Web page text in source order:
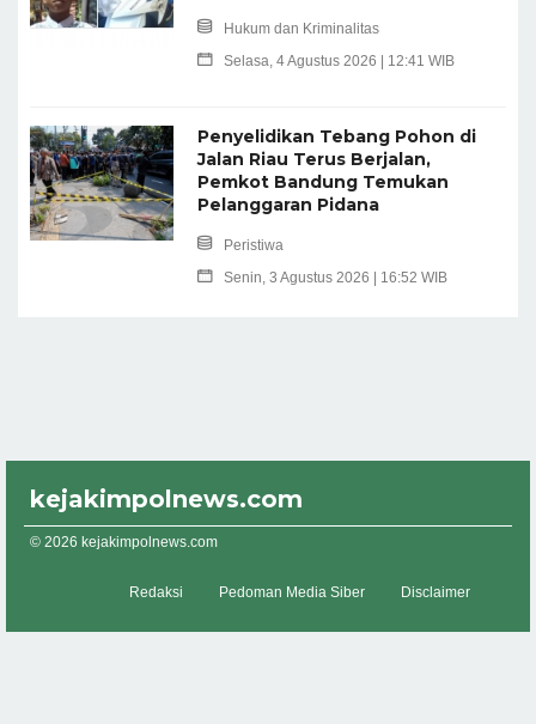
Hukum dan Kriminalitas
Selasa, 4 Agustus 2026 | 12:41 WIB
Penyelidikan Tebang Pohon di
Jalan Riau Terus Berjalan,
Pemkot Bandung Temukan
Pelanggaran Pidana
Peristiwa
Senin, 3 Agustus 2026 | 16:52 WIB
kejakimpolnews.com
© 2026 kejakimpolnews.com
Redaksi Pedoman Media Siber Disclaimer